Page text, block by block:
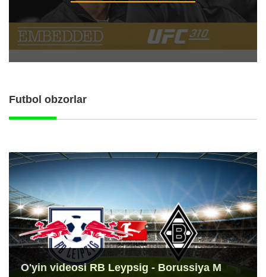
Futbol obzorlar
O'yin videosi RB Leypsig - Borussiya M